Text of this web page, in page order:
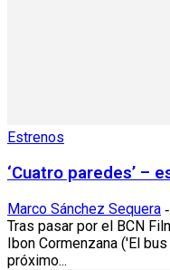
Estrenos
‘Cuatro paredes’ –
Marco Sánchez Sequera -
Tras pasar por el BCN
Ibon Cormenzana ('El
próximo...